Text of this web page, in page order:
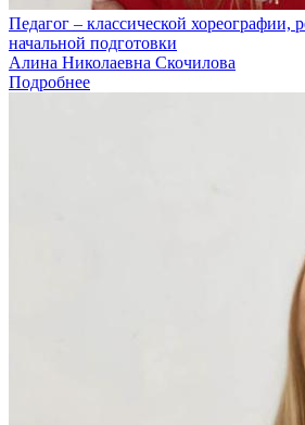
Педагог – классической хореографии,
начальной подготовки
Алина Николаевна Скочилова
Подробнее